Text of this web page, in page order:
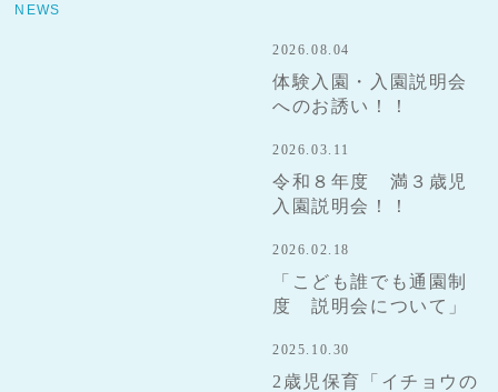
NEWS
2026.08.04
体験入園・入園説明会
へのお誘い！！
2026.03.11
令和８年度 満３歳児
入園説明会！！
2026.02.18
「こども誰でも通園制
度 説明会について」
2025.10.30
2歳児保育「イチョウの